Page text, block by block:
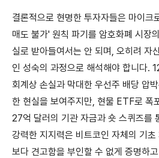
결론적으로 현명한 투자자들은 마이크
매도 불가' 원칙 파기를 암호화폐 시장
실로 받아들여서는 안 되며, 오히려 자
인 성숙의 과정으로 해석해야 합니다.
회계상 손실과 막대한 우선주 배당 압
한 현실을 보여주지만, 현물 ETF로 폭
27억 달러의 기관 자금과 숏 스퀴즈를
강력한 지지력은 비트코인 자체의 기
보다 견고함을 부인할 수 없게 증명하